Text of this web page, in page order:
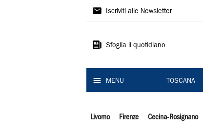
Il
Iscriviti alle Newsletter
Sfoglia il quotidiano
MENU TOSCANA
Livorno Firenze Cecina-Rosignano